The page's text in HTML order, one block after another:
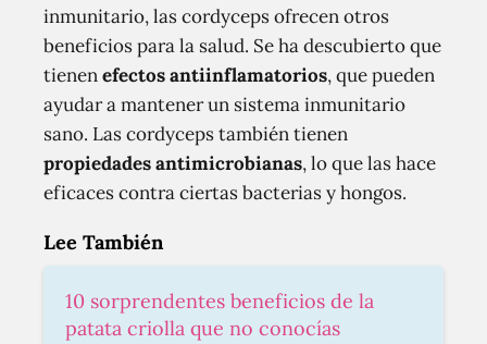
inmunitario, las cordyceps ofrecen otros
beneficios para la salud. Se ha descubierto que
tienenefectos antiinflamatorios, que pueden
ayudar a mantener un sistema inmunitario
sano. Las cordyceps también tienen
propiedades antimicrobianas, lo que las hace
eficaces contra ciertas bacterias y hongos.
Lee También
10 sorprendentes beneficios de la
patata criolla que no conocías